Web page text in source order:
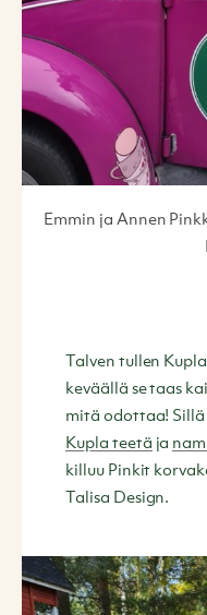
Emmin ja Annen
Talven tullen
keväällä se taas
mitä odottaa!
Kupla teetä ja
killuu Pinkit
Talisa Design.